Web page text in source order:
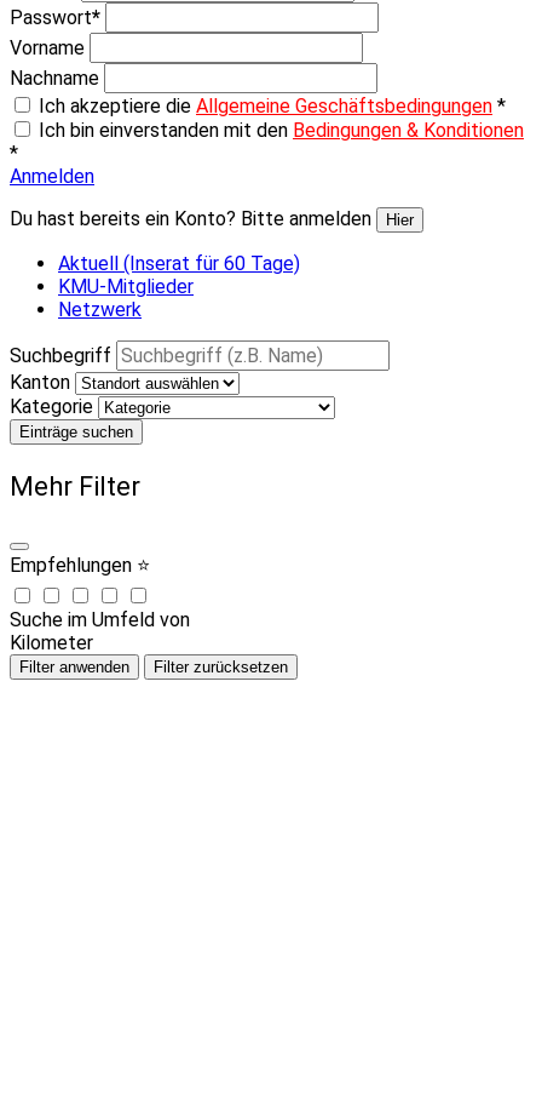
Passwort*
Vorname
Nachname
Ich akzeptiere die Allgemeine Geschäftsbedingungen *
Ich bin einverstanden mit den Bedingungen & Konditionen
*
Anmelden
Du hast bereits ein Konto? Bitte anmelden
Hier
Aktuell (Inserat für 60 Tage)
KMU-Mitglieder
Netzwerk
Suchbegriff
Kanton
Kategorie
Einträge suchen
Mehr Filter
Empfehlungen ⭐
Suche im Umfeld von
Kilometer
Filter anwenden Filter zurücksetzen